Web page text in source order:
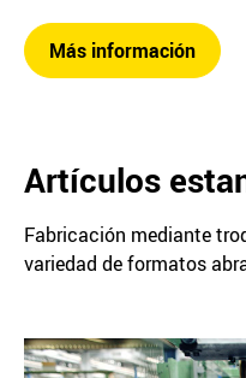
Más información
Artículos
Fabricación mediante
variedad de formatos